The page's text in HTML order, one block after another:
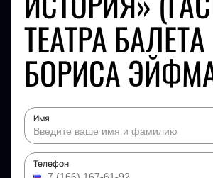
ТЕАТРА БАЛЕТА
БОРИСА
Имя
Телефон